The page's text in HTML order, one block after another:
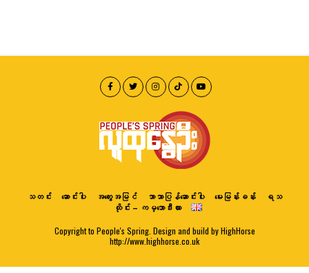
သတင်း ဆောင်းပါး အတွေးအမြင် ဘာသာပြန်ဆောင်းပါး မေးမြန်းခန်း
ရသ
ထိုင်း – ကမ္ဘောဒီးယား
Copyright to People's Spring. Design and build by HighHorse
http://www.highhorse.co.uk